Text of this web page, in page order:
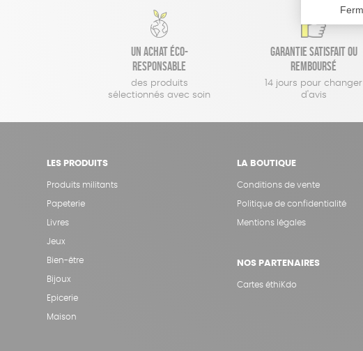
Un achat éco-
responsable
des produits
sélectionnés avec soin
Garantie satisfait ou
remboursé
14 jours pour changer
d'avis
LES PRODUITS
Produits militants
Papeterie
Livres
Jeux
Bien-être
Bijoux
Epicerie
Maison
LA BOUTIQUE
Conditions de vente
Politique de confidentialité
Mentions légales
NOS PARTENAIRES
Cartes éthiKdo